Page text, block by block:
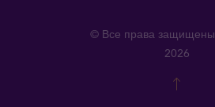
© Все права
2026